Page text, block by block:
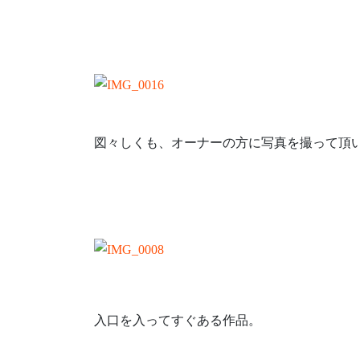
図々しくも、オーナーの方に写真を撮って頂
入口を入ってすぐある作品。